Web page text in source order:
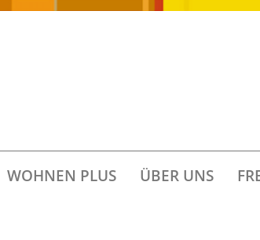
WOHNEN PLUS ÜBER UNS